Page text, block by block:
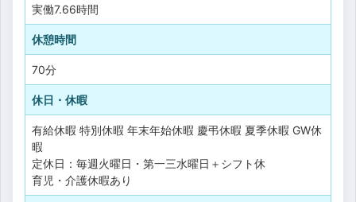
実働7.66時間
休憩時間
70分
休日・休暇
有給休暇 特別休暇 年末年始休暇 慶弔休暇 夏季休暇 GW休
暇
定休日：毎週火曜日・第一三水曜日＋シフト休
育児・介護休暇あり